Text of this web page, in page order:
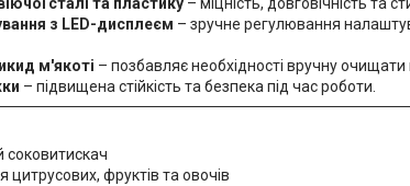
сталі та пластику – міцність, довговічність та
з LED-дисплеєм – зручне регулювання
м'якоті – позбавляє необхідності вручну
– підвищена стійкість та безпека під час роботи.
соковитискач
цитрусових, фруктів та овочів